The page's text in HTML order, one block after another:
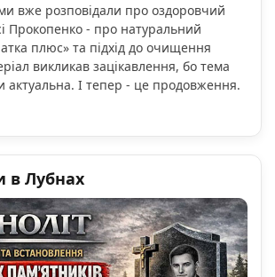
вже розповідали про оздоровчий
Прокопенко - про натуральний
плюс» та підхід до очищення
викликав зацікавлення, бо тема
актуальна. І тепер - це продовження.
в Лубнах